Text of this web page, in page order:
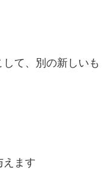
て、 別の新しいも
えます